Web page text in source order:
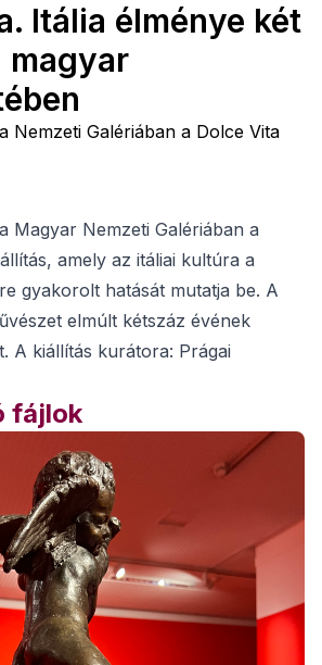
Itália élménye két
magyar
Nemzeti Galériában a Dolce Vita
Magyar Nemzeti Galériában a
amely az itáliai kultúra a
gyakorolt hatását mutatja be. A
elmúlt kétszáz évének
A kiállítás kurátora: Prágai
fájlok